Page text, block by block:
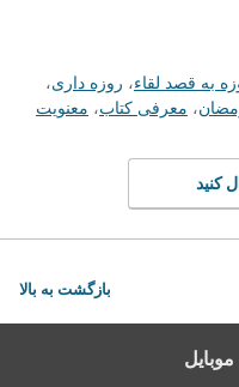
به قصد لقاء، روزه داری،
، معرفی کتاب، معنویت
کنید
بازگشت به بالا